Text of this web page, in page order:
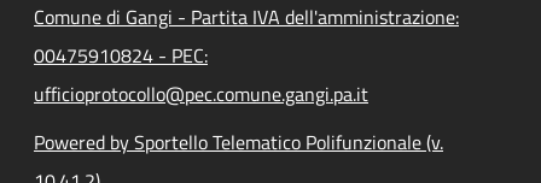
Comune di Gangi - Partita IVA dell'amministrazione:
00475910824 - PEC:
ufficioprotocollo@pec.comune.gangi.pa.it
Powered by Sportello Telematico Polifunzionale (v.